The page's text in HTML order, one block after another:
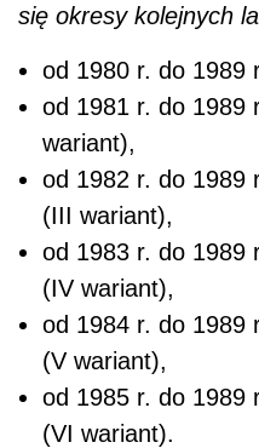
się okresy kolejnych
od 1980 r. do 1989
od 1981 r. do 1989
wariant),
od 1982 r. do 1989
(III wariant),
od 1983 r. do 1989
(IV wariant),
od 1984 r. do 1989
(V wariant),
od 1985 r. do 1989
(VI wariant).